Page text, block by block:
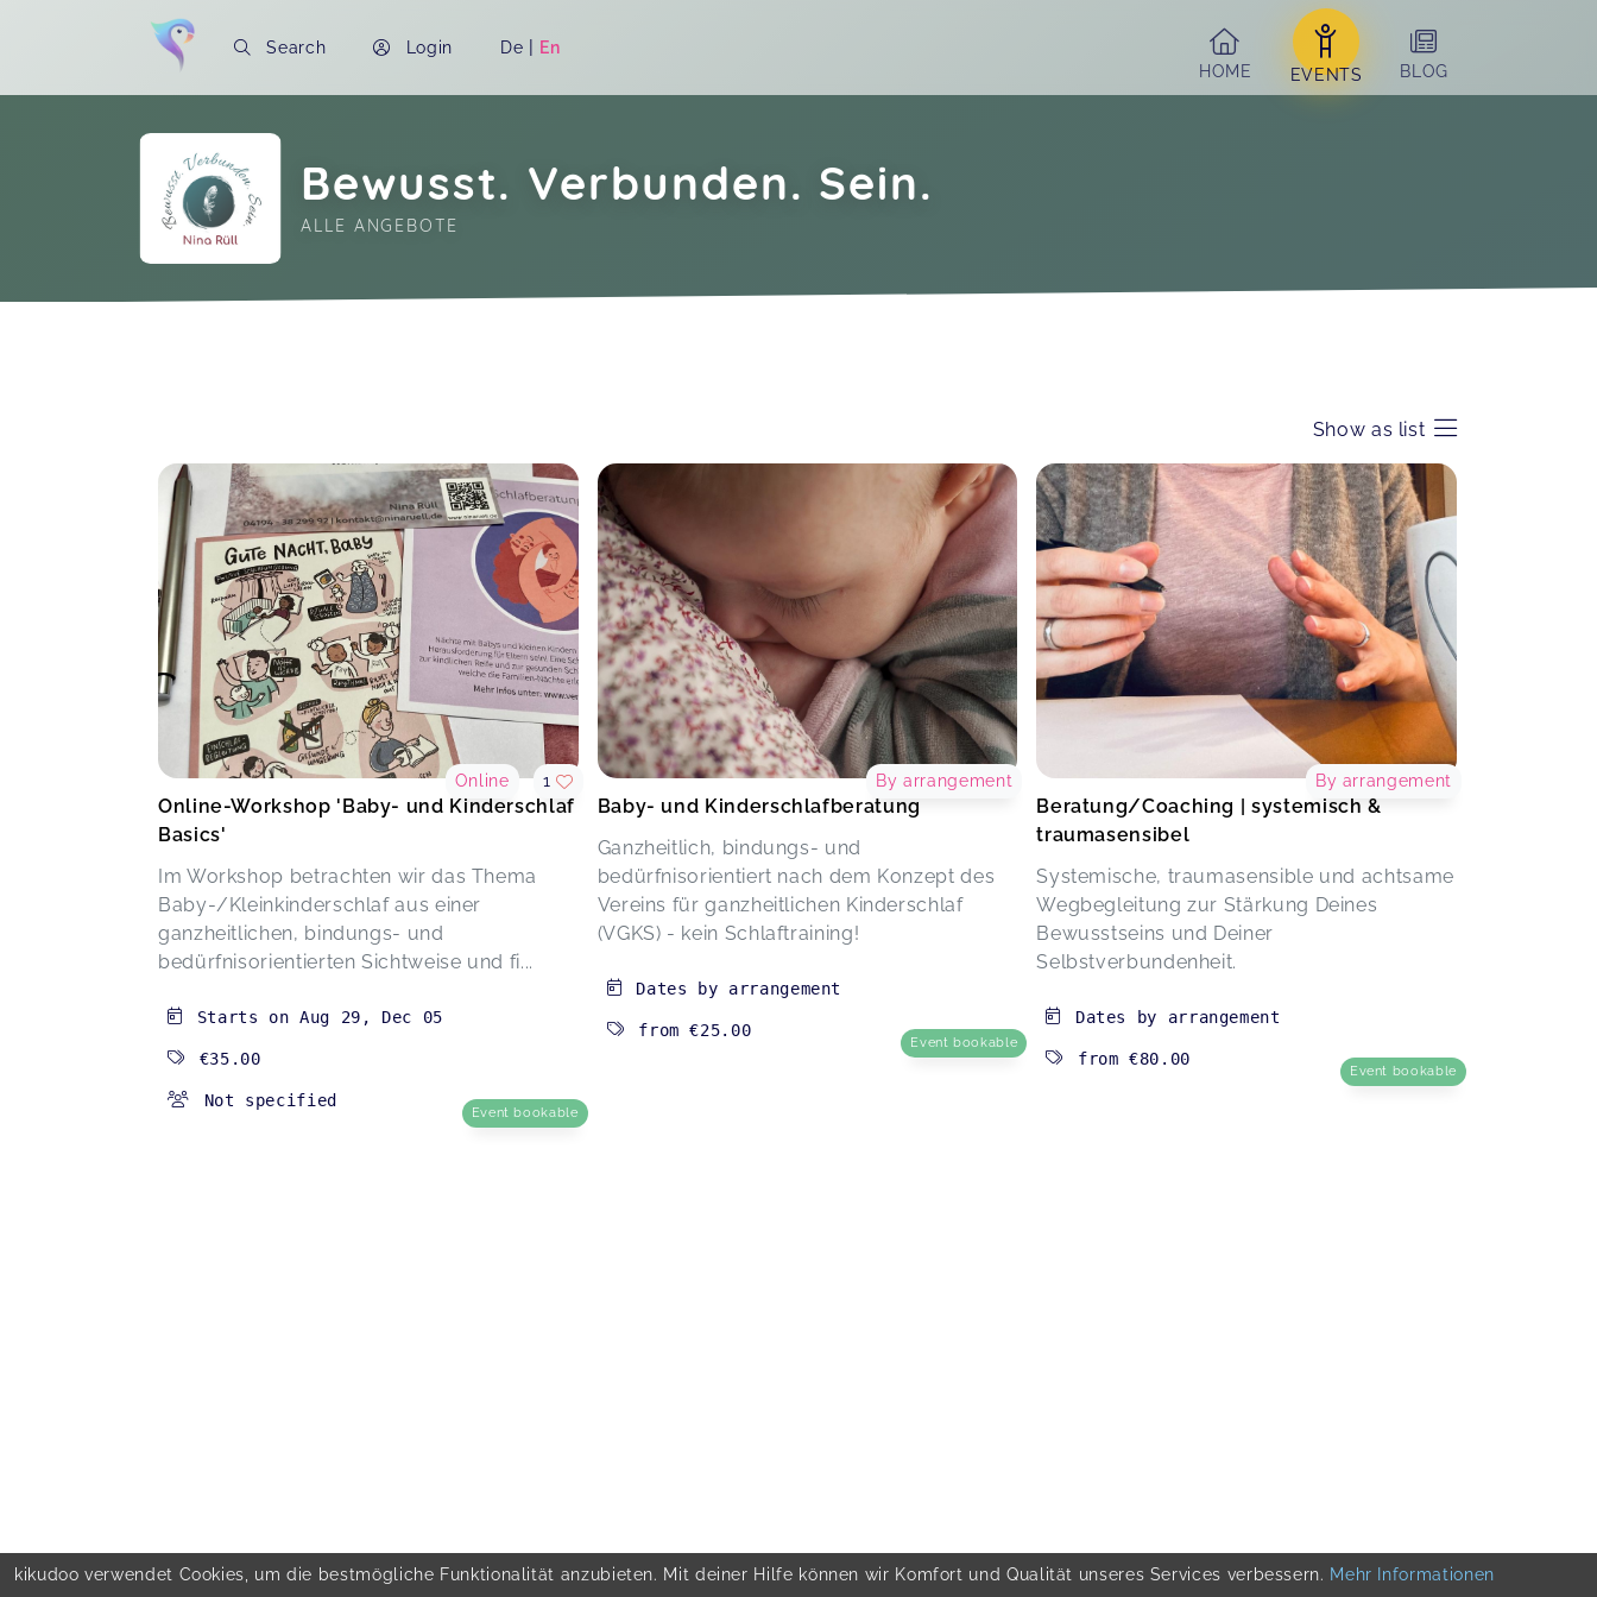
Search Login De | En
HOME
EVENTS BLOG
Bewusst. Verbunden. Sein.
ALLE ANGEBOTE
Show as list
Online-Workshop 'Baby- und Kinderschlaf
Basics'
Im Workshop betrachten wir das Thema
Baby-/Kleinkinderschlaf aus einer
ganzheitlichen, bindungs- und
bedürfnisorientierten Sichtweise und fi...
Online 1
Starts onAug 29 , Dec 05
€35.00
Not specified
Event bookable
Baby- und Kinderschlafberatung
Ganzheitlich, bindungs- und
bedürfnisorientiert nach dem Konzept des
Vereins für ganzheitlichen Kinderschlaf
(VGKS) - kein Schlaftraining!
By arrangement
Dates by arrangement
from€25.00
Event bookable
Beratung/Coaching | systemisch &
traumasensibel
Systemische, traumasensible und achtsame
Wegbegleitung zur Stärkung Deines
Bewusstseins und Deiner
Selbstverbundenheit.
By arrangement
Dates by arrangement
from€80.00
Event bookable
kikudoo verwendet Cookies, um die bestmögliche Funktionalität anzubieten. Mit deiner Hilfe können wir Komfort und Qualität unseres Services verbessern. Mehr Informationen